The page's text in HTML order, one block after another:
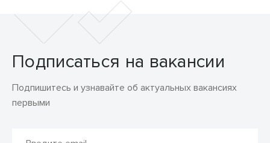
Подписаться на вакансии
Подпишитесь и узнавайте об актуальных вакансиях
первыми